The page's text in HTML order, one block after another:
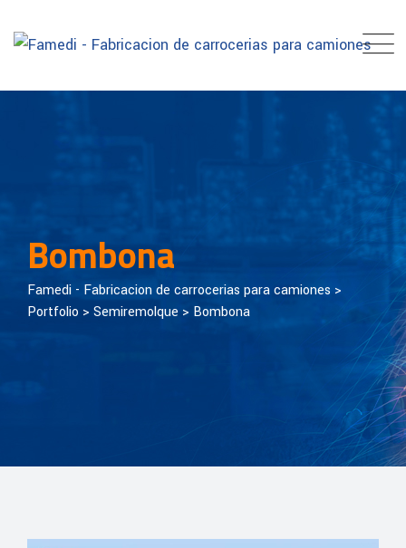
Bombona
Famedi - Fabricacion de carrocerias para camiones >
Portfolio > Semiremolque > Bombona